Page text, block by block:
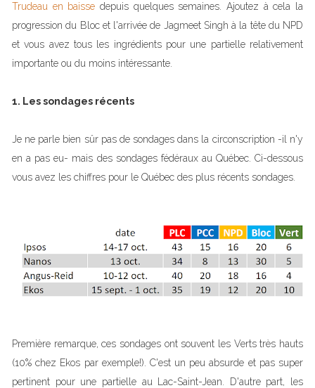
Trudeau en baisse depuis quelques semaines. Ajoutez à cela la
progression du Bloc et l'arrivée de Jagmeet Singh à la tête du NPD
et vous avez tous les ingrédients pour une partielle relativement
importante ou du moins intéressante.
1. Les sondages récents
Je ne parle bien sûr pas de sondages dans la circonscription -il n'y
en a pas eu- mais des sondages fédéraux au Québec. Ci-dessous
vous avez les chiffres pour le Québec des plus récents sondages.
Première remarque, ces sondages ont souvent les Verts très hauts
(10% chez Ekos par exemple!). C'est un peu absurde et pas super
pertinent pour une partielle au Lac-Saint-Jean. D'autre part, les